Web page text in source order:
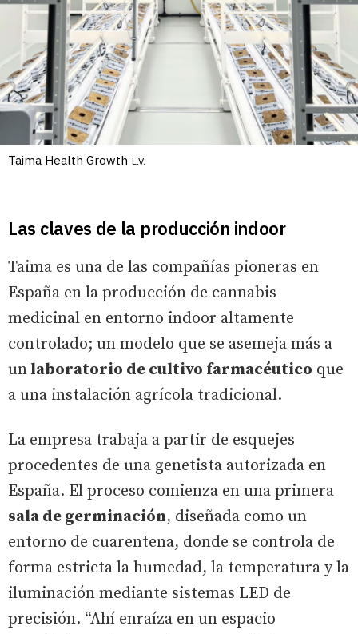
Taima Health Growth L.V.
Las claves de la producción indoor
Taima es una de las compañías pioneras en
España en la producción de cannabis
medicinal en entorno indoor altamente
controlado; un modelo que se asemeja más a
un laboratorio de cultivo farmacéutico que
a una instalación agrícola tradicional.
La empresa trabaja a partir de esquejes
procedentes de una genetista autorizada en
España. El proceso comienza en una primera
sala de germinación, diseñada como un
entorno de cuarentena, donde se controla de
forma estricta la humedad, la temperatura y la
iluminación mediante sistemas LED de
precisión. “Ahí enraíza en un espacio